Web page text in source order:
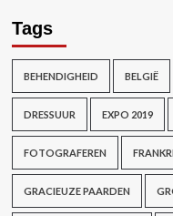
Tags
BEHENDIGHEID BELGIË
DRESSUUR EXPO 2019
FOTOGRAFEREN
GRACIEUZE PAARDEN